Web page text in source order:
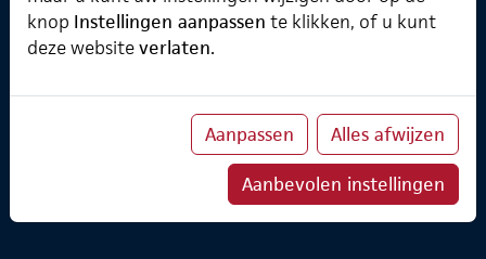
Over ChainWise
Implementatietraject
knop Instellingen aanpassen te klikken, of u kunt
deze websiteverlaten.
Aanpassen Alles afwijzen
Aanbevolen instellingen